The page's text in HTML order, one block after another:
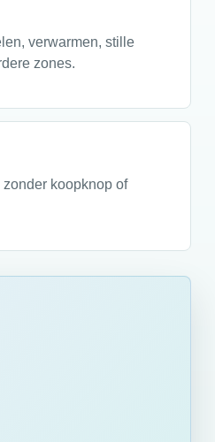
verwarmen, stille
zones.
koopknop of